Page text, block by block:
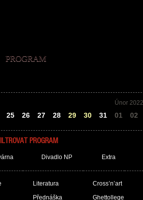
PROGRAM
25 26 27 28 29 30 31
Únor 2022
01 02
PROGRAM
Divadlo NP Extra
Literatura
Přednáška
Cross’n’art
Ghettollege